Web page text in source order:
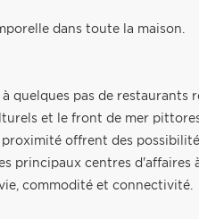
dans toute la maison.
quelques pas de restaurants
et le front de mer
offrent des
principaux centres d'affaires
commodité et connectivité.